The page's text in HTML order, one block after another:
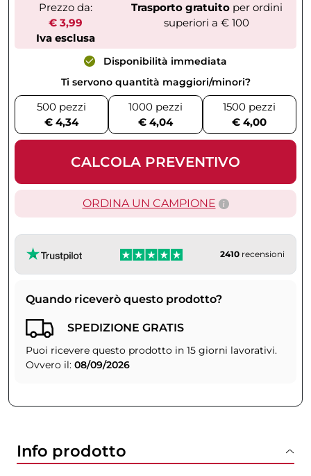
Prezzo da:
€ 3,99
Iva esclusa
Trasporto gratuitoper ordini
superiori a € 100
Disponibilità immediata
Ti servono quantità maggiori/minori?
500 pezzi
€ 4,34
1000 pezzi
€ 4,04
1500 pezzi
€ 4,00
CALCOLA PREVENTIVO
ORDINA UN CAMPIONE
2410 recensioni
Quando riceverò questo prodotto?
SPEDIZIONE GRATIS
Puoi ricevere questo prodotto in 15 giorni lavorativi.
Ovvero il: 08/09/2026
Info prodotto